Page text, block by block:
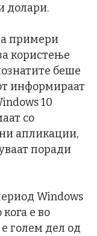
долари.
примери
користење
беше
информираат
10
со
апликации,
поради
Windows
е во
голем дел од